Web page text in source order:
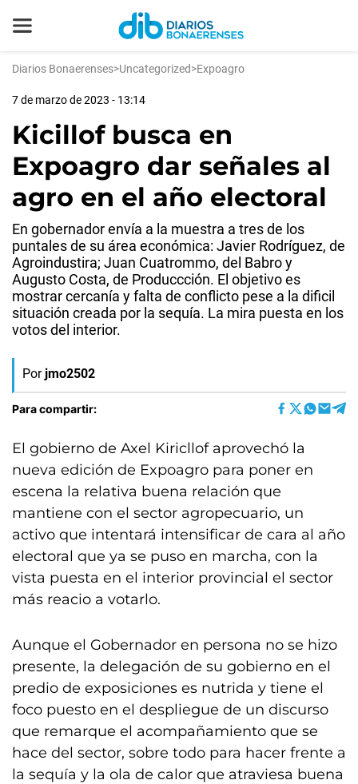
Diarios Bonaerenses>Uncategorized>Expoagro
7 de marzo de 2023 - 13:14
Kicillof busca en
Expoagro dar señales al
agro en el año electoral
En gobernador envía a la muestra a tres de los
puntales de su área económica: Javier Rodríguez, de
Agroindustira; Juan Cuatrommo, del Babro y
Augusto Costa, de Produccción. El objetivo es
mostrar cercanía y falta de conflicto pese a la dificil
situación creada por la sequía. La mira puesta en los
votos del interior.
Por jmo2502
Para compartir:
El gobierno de Axel Kiricllof aprovechó la
nueva edición de Expoagro para poner en
escena la relativa buena relación que
mantiene con el sector agropecuario, un
activo que intentará intensificar de cara al año
electoral que ya se puso en marcha, con la
vista puesta en el interior provincial el sector
más reacio a votarlo.
Aunque el Gobernador en persona no se hizo
presente, la delegación de su gobierno en el
predio de exposiciones es nutrida y tiene el
foco puesto en el despliegue de un discurso
que remarque el acompañamiento que se
hace del sector, sobre todo para hacer frente a
la sequía y la ola de calor que atraviesa buena